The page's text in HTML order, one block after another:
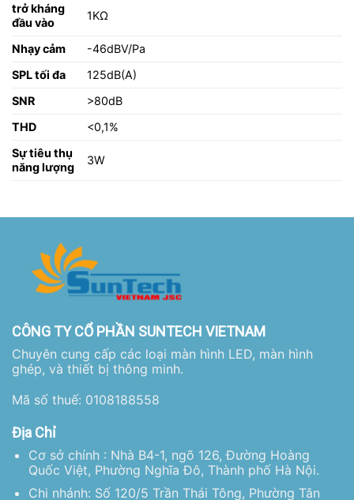
trở kháng
đầu vào
1KΩ
Nhạy cảm
-46dBV/Pa
SPL tối đa
125dB(A)
SNR
>80dB
THD
<0,1%
Sự tiêu thụ
năng lượng
3W
CÔNG TY CỔ PHẦN SUNTECH VIETNAM
Chuyên cung cấp các loại màn hình LED, màn hình
ghép, và thiết bị thông minh.
Mã số thuế: 0108188558
Địa Chỉ
Cơ sở chính : Nhà B4-1, ngõ 126, Đường Hoàng
Quốc Việt, Phường Nghĩa Đô, Thành phố Hà Nội.
Chi nhánh: Số 120/5 Trần Thái Tông, Phường Tân